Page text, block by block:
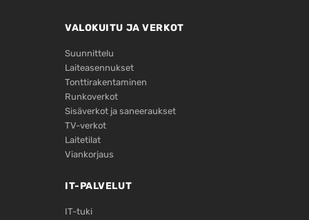
VALOKUITU JA VERKOT
Suunnittelu
Laiteasennukset
Tontti­rakentaminen
Runkoverkot
Sisäverkot ja saneeraukset
TV-verkot
Laitetilat
Viankorjaus
IT-PALVELUT
IT-tuki